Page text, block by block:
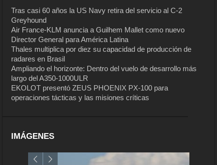
Tras casi 60 años la US Navy retira del servicio al C-2
Greyhound
Air France-KLM anuncia a Guilhem Mallet como nuevo
Director General para América Latina
Thales multiplica por diez su capacidad de producción de
radares en Brasil
Ampliando el horizonte: Dentro del vuelo de desarrollo más
largo del A350-1000ULR
EKOLOT presentó ZEUS PHOENIX PX-100 para
operaciones tácticas y las misiones críticas
IMÁGENES